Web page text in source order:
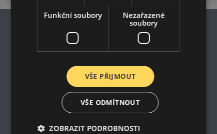
Impresum
Zásady ochrany osobních údajů
Nákupní podmínky
Kontakt
Impresum
Dodací a platební podmínky
Online prohlášení o odstoupení od smlouvy
Funkční soubory
Nezařazené
soubory
VŠE PŘIJMOUT
VŠE ODMÍTNOUT
ZOBRAZIT PODROBNOSTI